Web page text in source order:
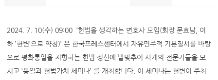
2024. 7. 10(수) 09:00 ‘헌법을 생각하는 변호사 모임(회장 문효남, 이
하 ’헌변‘으로 약칭)’ 은 한국프레스센터에서 자유민주적 기본질서를 바탕
으로 평화통일을 지향하는 헌법 정신에 발맞추어 사계의 전문가들을 모
시고 ‘통일과 헌법가치 세미나’ 를 개최합니다. 이 세미나는 헌변이 주최